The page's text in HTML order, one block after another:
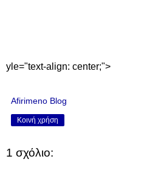
yle="text-align: center;">
Afirimeno Blog
Κοινή χρήση
1 σχόλιο: